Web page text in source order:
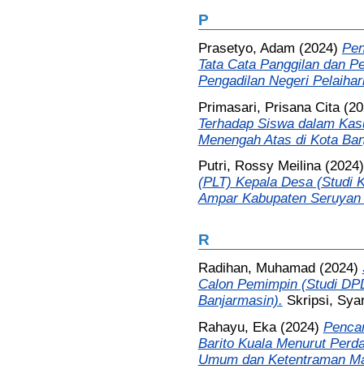
P
Prasetyo, Adam (2024)
Tata Cata Panggilan dan
Pengadilan Negeri
Primasari, Prisana Cita
Terhadap Siswa dalam
Menengah Atas di Kota
Putri, Rossy Meilina
(PLT) Kepala Desa (Studi
Ampar Kabupaten Seruyan
R
Radihan, Muhamad (2024)
Calon Pemimpin (Studi
Banjarmasin). Skripsi,
Rahayu, Eka(2024)
Barito Kuala Menurut
Umum dan Ketentraman